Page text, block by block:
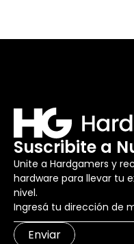
Suscribite a
Unite a Hardgamers y
hardware para llevar tu
nivel.
Enviar